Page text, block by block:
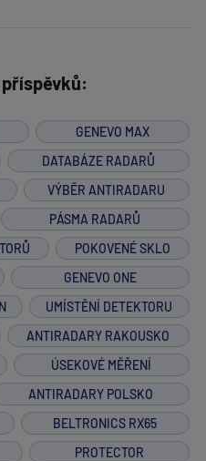
GENEVO MAX
DATABÁZE RADARŮ
VÝBĚR ANTIRADARU
PÁSMA RADARŮ
POKOVENÉ SKLO
GENEVO ONE
UMÍSTĚNÍ DETEKTORU
ANTIRADARY RAKOUSKO
ÚSEKOVÉ MĚŘENÍ
ANTIRADARY POLSKO
BELTRONICS RX65
PROTECTOR